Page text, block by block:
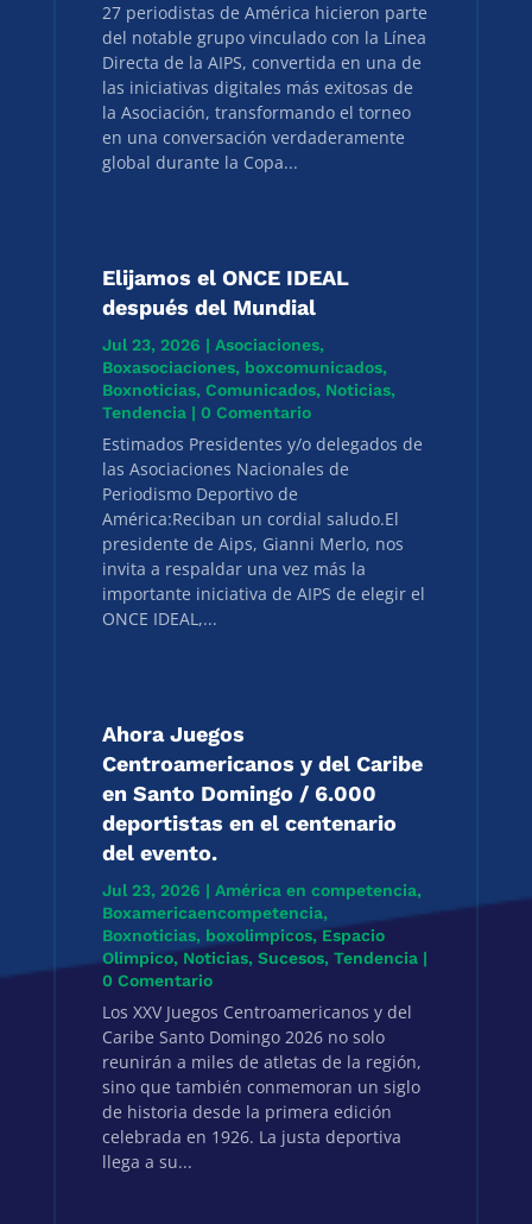
27 periodistas de América hicieron parte
del notable grupo vinculado con la Línea
Directa de la AIPS, convertida en una de
las iniciativas digitales más exitosas de
la Asociación, transformando el torneo
en una conversación verdaderamente
global durante la Copa...
Elijamos el ONCE IDEAL
después del Mundial
Jul 23, 2026 | Asociaciones,
Boxasociaciones, boxcomunicados,
Boxnoticias, Comunicados, Noticias,
Tendencia| 0 Comentario
Estimados Presidentes y/o delegados de
las Asociaciones Nacionales de
Periodismo Deportivo de
América:Reciban un cordial saludo.El
presidente de Aips, Gianni Merlo, nos
invita a respaldar una vez más la
importante iniciativa de AIPS de elegir el
ONCE IDEAL,...
Ahora Juegos
Centroamericanos y del Caribe
en Santo Domingo / 6.000
deportistas en el centenario
del evento.
Jul 23, 2026 | América en competencia,
Boxamericaencompetencia,
Boxnoticias, boxolimpicos, Espacio
Olimpico, Noticias, Sucesos, Tendencia|
0 Comentario
Los XXV Juegos Centroamericanos y del
Caribe Santo Domingo 2026 no solo
reunirán a miles de atletas de la región,
sino que también conmemoran un siglo
de historia desde la primera edición
celebrada en 1926. La justa deportiva
llega a su...